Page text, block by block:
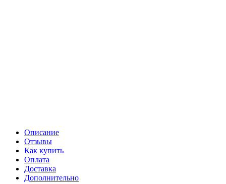
Описание
Отзывы
Как купить
Оплата
Доставка
Дополнительно